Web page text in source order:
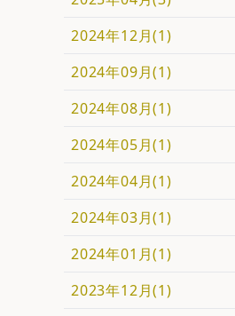
2024年12月(1)
2024年09月(1)
2024年08月(1)
2024年05月(1)
2024年04月(1)
2024年03月(1)
2024年01月(1)
2023年12月(1)